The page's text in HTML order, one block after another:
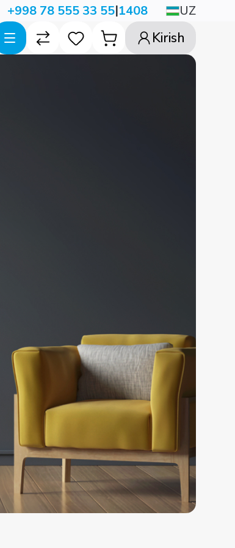
+998 78 555 33 55|1408 UZ
Kirish